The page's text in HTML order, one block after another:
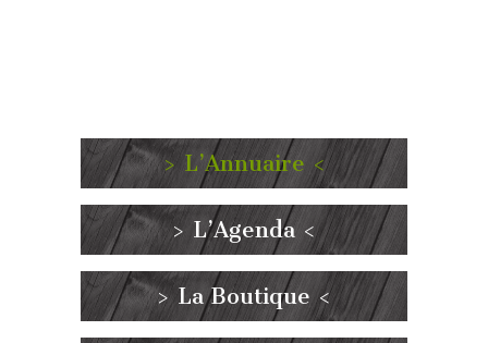
> L’Annuaire <
> L’Agenda <
> La Boutique <